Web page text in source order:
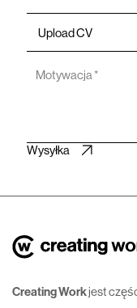
Upload CV
Creating Workjest